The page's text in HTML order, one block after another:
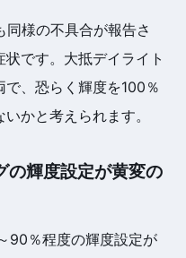
同様の不具合が報告さ
です。大抵デイライト
、恐らく輝度を100％
かと考えられます。
の輝度設定が黄変の
90％程度の輝度設定が